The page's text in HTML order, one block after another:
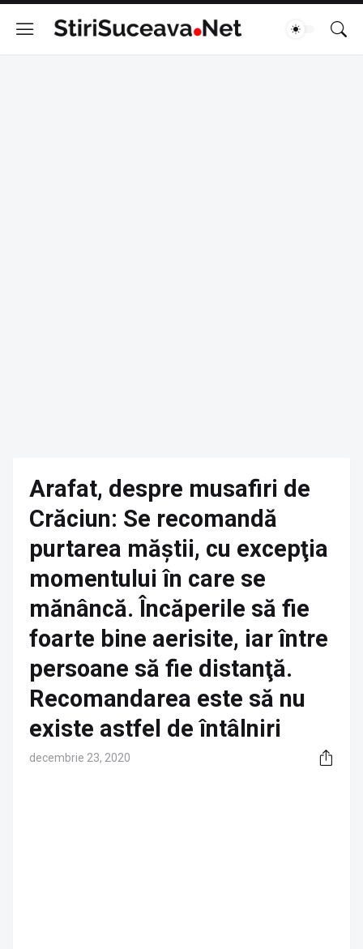
Arafat, despre musafiri de
Crăciun: Se recomandă
purtarea măştii, cu excepţia
momentului în care se
mănâncă. Încăperile să fie
foarte bine aerisite, iar între
persoane să fie distanţă.
Recomandarea este să nu
existe astfel de întâlniri
decembrie 23, 2020